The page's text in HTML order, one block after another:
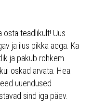
osta teadlikult! Uus
ja ilus pikka aega. Ka
ja pakub rohkem
oskad arvata. Hea
uuendused
sind iga päev.